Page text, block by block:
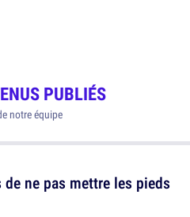
PUBLIÉS
notre équipe
ne pas mettre les pieds